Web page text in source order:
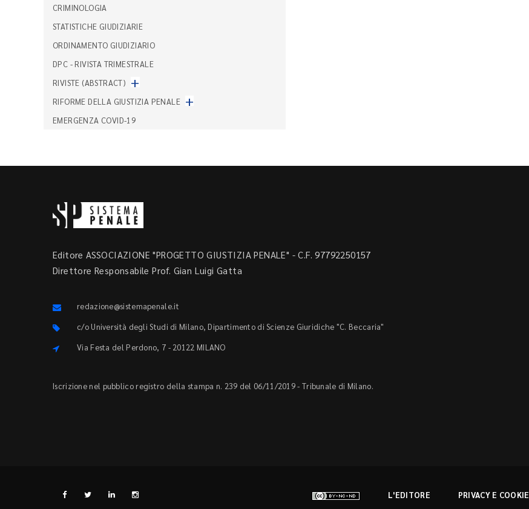
CRIMINOLOGIA
STATISTICHE GIUDIZIARIE
ORDINAMENTO GIUDIZIARIO
DPC - RIVISTA TRIMESTRALE
RIVISTE (ABSTRACT) +
RIFORME DELLA GIUSTIZIA PENALE +
EMERGENZA COVID-19
Editore ASSOCIAZIONE "PROGETTO GIUSTIZIA PENALE" - C.F. 97792250157
Direttore Responsabile Prof. Gian Luigi Gatta
redazione@sistemapenale.it
c/o Università degli Studi di Milano, Dipartimento di Scienze Giuridiche "C. Beccaria"
Via Festa del Perdono, 7 - 20122 MILANO
Iscrizione nel pubblico registro della stampa n. 239 del 06/11/2019 - Tribunale di Milano.
L'EDITORE PRIVACY E COOKIE